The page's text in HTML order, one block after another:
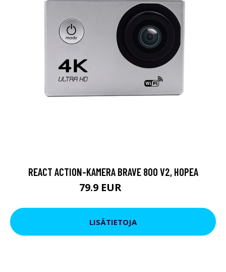
REACT ACTION-KAMERA BRAVE 800 V2, HOPEA
79.9 EUR
LISÄTIETOJA